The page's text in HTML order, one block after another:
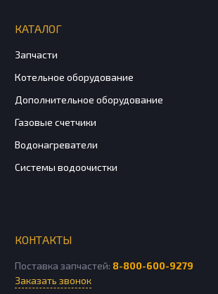
КАТАЛОГ
Запчасти
Котельное оборудование
Дополнительное оборудование
Газовые счетчики
Водонагреватели
Системы водоочистки
КОНТАКТЫ
Поставка запчастей: 8-800-600-9279
Заказать звонок